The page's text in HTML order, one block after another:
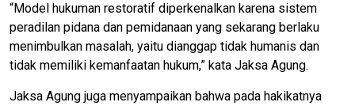
“Model hukuman restoratif diperkenalkan karena sistem
peradilan pidana dan pemidanaan yang sekarang berlaku
menimbulkan masalah, yaitu dianggap tidak humanis dan
tidak memiliki kemanfaatan hukum,” kata Jaksa Agung.
Jaksa Agung juga menyampaikan bahwa pada hakikatnya